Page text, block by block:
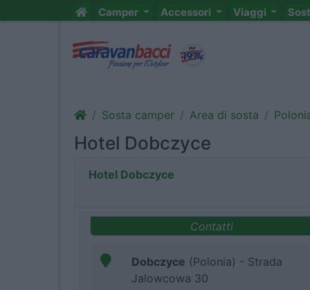
Camper Accessori Viaggi
Sosta camper Area di sosta
Hotel Dobczyce
Hotel Dobczyce
Contatti
Dobczyce (Polonia) - Strada
Jalowcowa 30